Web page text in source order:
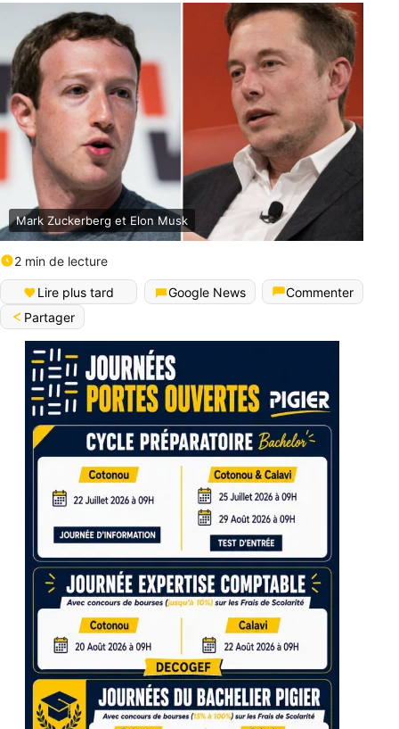
Mark Zuckerberg et Elon Musk
2 min de lecture
Lire plus tard Google News
Commenter
Partager